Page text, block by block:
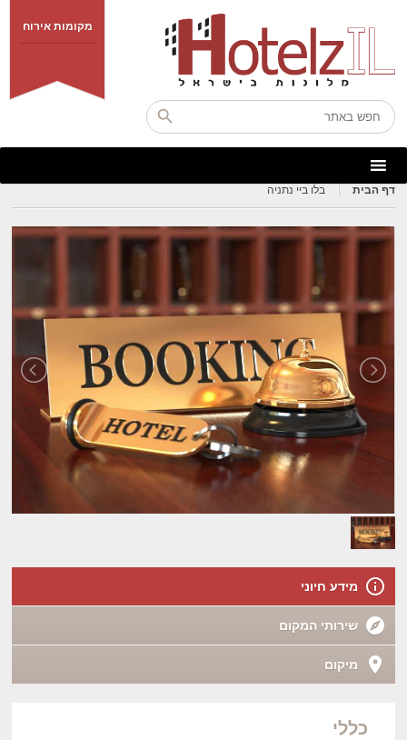
מקומות אירוח
דף הבית בלו ביי נתניה
מידע חיוני
שירותי המקום
מיקום
כללי